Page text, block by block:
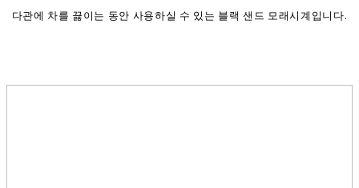
다관에 차를 끓이는 동안 사용하실 수 있는 블랙 샌드 모래시계입니다.